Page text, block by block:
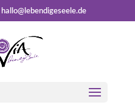
hallo@lebendigeseele.de